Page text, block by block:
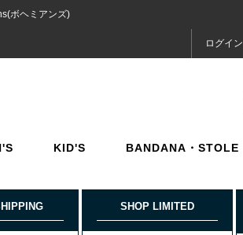
ボヘミアンズ)
ログイン
KID'S BANDANA・STOLE
SHOP LIMITED